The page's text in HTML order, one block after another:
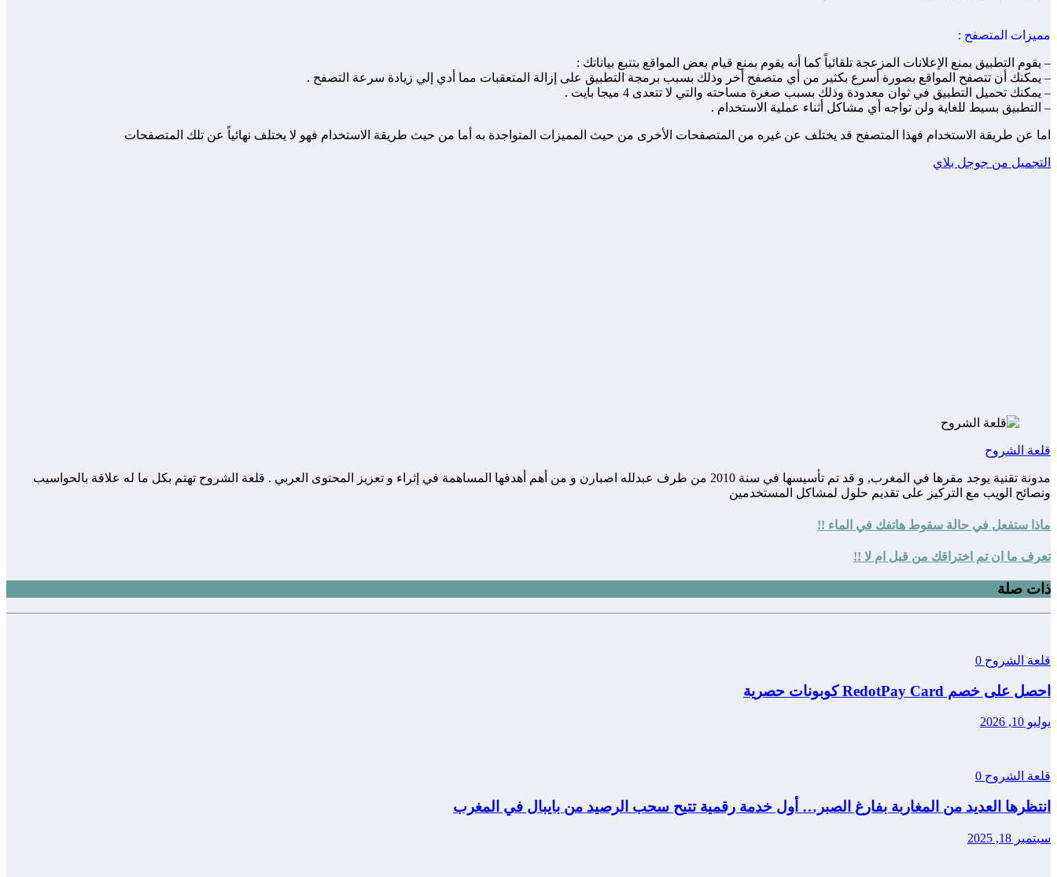
مميزات المتصفح :
– يقوم التطبيق بمنع الإعلانات المزعجة تلقائياً كما أنه يقوم بمنع قيام بعض المواقع بتتبع بياناتك :
– يمكنك أن تتصفح المواقع بصورة أسرع بكثير من أي متصفح أخر وذلك بسبب برمجة التطبيق على إزالة المتعقبات مما أدي إلي زيادة سرعة التصفح .
– يمكنك تحميل التطبيق في ثوان معدودة وذلك بسبب صغرة مساحته والتي لا تتعدى 4 ميجا بايت .
– التطبيق بسيط للغاية ولن تواجه أي مشاكل أثناء عملية الاستخدام .
اما عن طريقة الاستخدام فهذا المتصفح قد يختلف عن غيره من المتصفحات الأخرى من حيث المميزات المتواجدة به أما من حيث طريقة الاستخدام فهو لا يختلف نهائياً عن تلك المتصفحات
التجميل من جوجل بلاي
قلعة الشروح
مدونة تقنية يوجد مقرها في المغرب, و قد تم تأسيسها في سنة 2010 من طرف عبدلله اصبارن و من أهم أهدفها المساهمة في إثراء و تعزيز المحتوى العربي . قلعة الشروح تهتم بكل ما له علاقة بالحواسيب
ونصائح الويب مع التركيز على تقديم حلول لمشاكل المستخدمين
ماذا ستفعل في حالة سقوط هاتفك في الماء !!
تعرف ما ان تم اختراقك من قبل ام لا !!
ذات صلة
قلعة الشروح 0
احصل على خصم RedotPay Card كوبونات حصرية
يوليو 10, 2026
قلعة الشروح 0
انتظرها العديد من المغاربة بفارغ الصبر… أول خدمة رقمية تتيح سحب الرصيد من بايبال في المغرب
سبتمبر 18, 2025